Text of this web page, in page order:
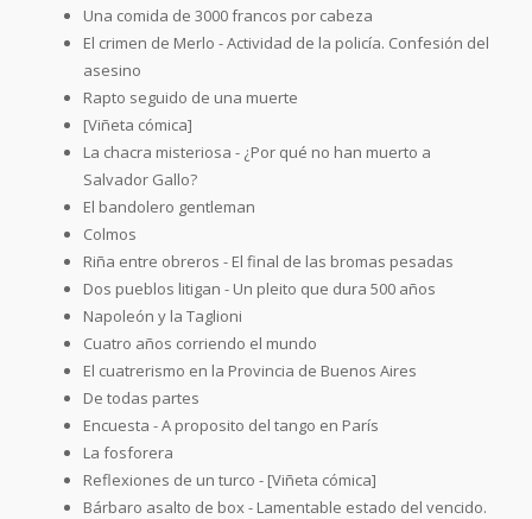
Una comida de 3000 francos por cabeza
El crimen de Merlo - Actividad de la policía. Confesión del
asesino
Rapto seguido de una muerte
[Viñeta cómica]
La chacra misteriosa - ¿Por qué no han muerto a
Salvador Gallo?
El bandolero gentleman
Colmos
Riña entre obreros - El final de las bromas pesadas
Dos pueblos litigan - Un pleito que dura 500 años
Napoleón y la Taglioni
Cuatro años corriendo el mundo
El cuatrerismo en la Provincia de Buenos Aires
De todas partes
Encuesta - A proposito del tango en París
La fosforera
Reflexiones de un turco - [Viñeta cómica]
Bárbaro asalto de box - Lamentable estado del vencido.